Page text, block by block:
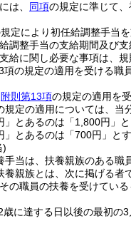
は、 同項の規定に準じて
定により初任給調整手当
調整手当の支給期間及び
給に関し必要な事項は、規
項の規定の適用を受ける職
附則第13項の規定の適用を
規定の適用については、当
」とあるのは「1,800円」と
」とあるのは「700円」とす
)
手当は、扶養親族のある職
養親族とは、次に掲げる者
の職員の扶養を受けてい
歳に達する日以後の最初の